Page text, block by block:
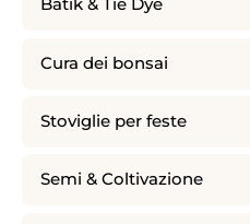
Batik & Tie Dye
Cura dei bonsai
Stoviglie per feste
Semi & Coltivazione